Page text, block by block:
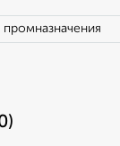
промназначения